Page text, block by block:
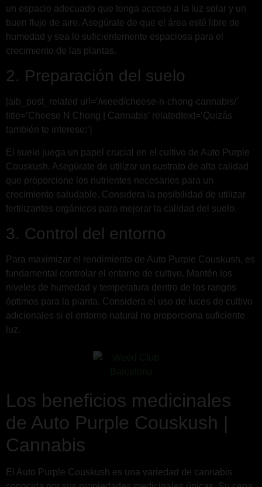
un espacio adecuado que tenga acceso a la luz solar y un
buen flujo de aire. Asegúrate de que el área esté libre de
humedad y sea lo suficientemente espaciosa para el
crecimiento de las plantas.
2. Preparación del suelo
[aib_post_related url=’/weed/cheese-n-chong-cannabis/’
title=’Cheese N Chong | Cannabis’ relatedtext=’Quizás
también te interese:’]
El suelo juega un papel crucial en el cultivo de Auto Purple
Couskush. Asegúrate de utilizar un sustrato de alta calidad
que proporcione los nutrientes necesarios para un
crecimiento saludable. Considera la posibilidad de utilizar
fertilizantes orgánicos para mejorar la calidad del suelo.
3. Control del entorno
Para maximizar el rendimiento de Auto Purple Couskush, es
fundamental controlar el entorno de cultivo. Mantén los
niveles de humedad y temperatura dentro de los rangos
óptimos para la planta. Considera el uso de luces de cultivo
adicionales si el entorno natural no proporciona suficiente
luz.
Los beneficios medicinales
de Auto Purple Couskush |
Cannabis
El Auto Purple Couskush es una variedad de cannabis